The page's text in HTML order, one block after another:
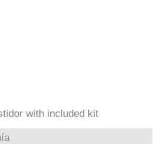
with included kit